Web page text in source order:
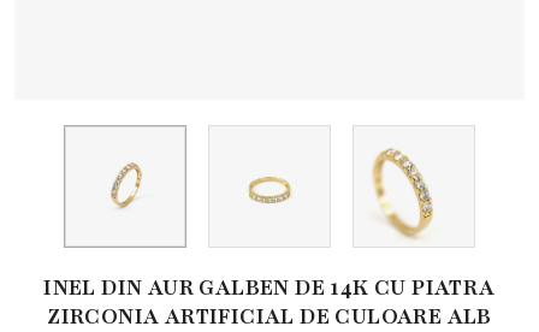
INEL DIN AUR GALBEN DE 14K CU PIATRA
ZIRCONIA ARTIFICIAL DE CULOARE ALB